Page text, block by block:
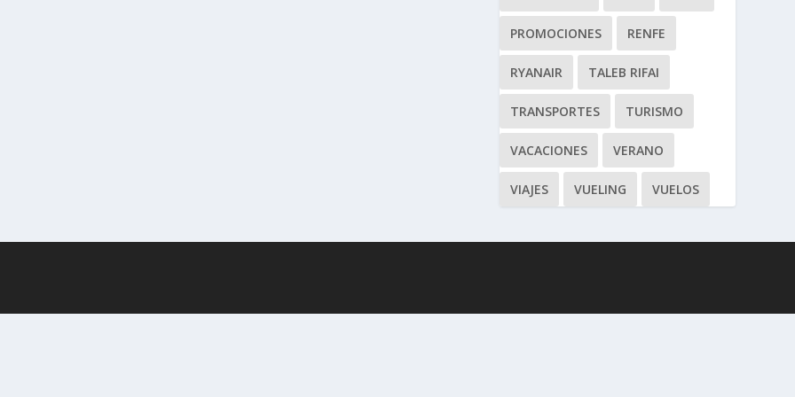
PROMOCIONES RENFE
RYANAIR TALEB RIFAI
TRANSPORTES TURISMO
VACACIONES VERANO
VIAJES VUELING VUELOS